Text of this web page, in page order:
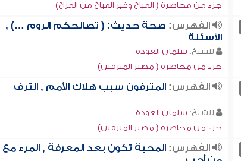
جزء من محاضرة ( المباح وغير المباح من المزاح)
الفهرس: صحة حديث: ( تصالحكم الروم …) ,
الأسئلة
للشيخ: سلمان العودة
جزء من محاضرة ( مصير المترفين)
الفهرس: المترفون سبب هلاك الأمم , الترف
للشيخ: سلمان العودة
جزء من محاضرة ( مصير المترفين)
الفهرس: المحبة تكون بعد المعرفة , المرء مع